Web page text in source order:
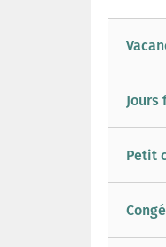
Jours
Petit